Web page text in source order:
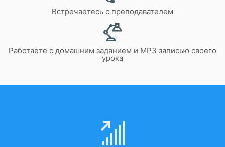
Встречаетесь с преподавателем
Работаете с домашним заданием и MP3 записью своего
урока